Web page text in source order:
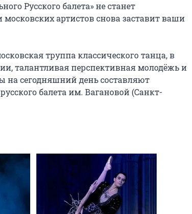
Русского балета» не станет
артистов снова заставит ваши
труппа классического танца, в
талантливая перспективная молодёжь и
на сегодняшний день составляют
балета им. Вагановой (Санкт-